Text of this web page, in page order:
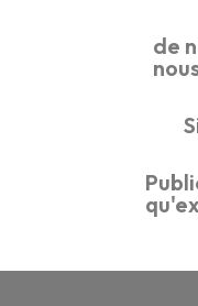
de